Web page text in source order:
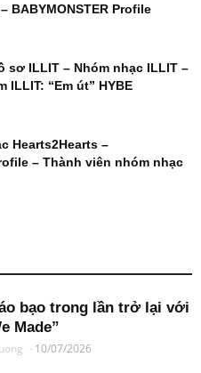
BABYMONSTER Profile
sơ ILLIT – Nhóm nhạc ILLIT –
ILLIT: “Em út” HYBE
Hearts2Hearts –
– Thành viên nhóm nhạc
bạo trong lần trở lại với
Made”
- 10/07/2026